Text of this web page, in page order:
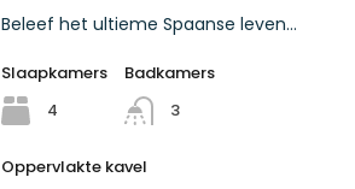
Beleef het ultieme Spaanse leven…
Slaapkamers
4
Badkamers
3
Oppervlakte kavel